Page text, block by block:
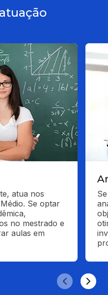
atua nos
Se optar
no mestrado e
aulas em